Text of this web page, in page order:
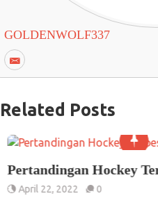
GOLDENWOLF337
Related Posts
Pertandingan Hockey
April 22, 2022 0